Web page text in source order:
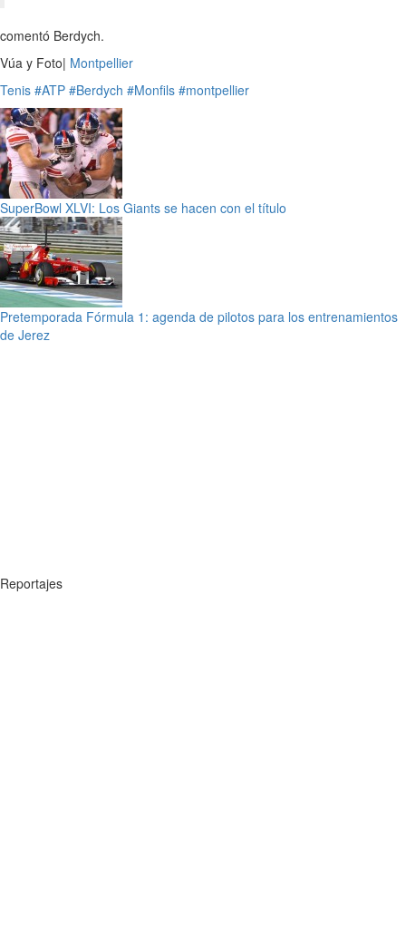
comentó Berdych.
Vúa y Foto| Montpellier
Tenis #ATP #Berdych #Monfils #montpellier
SuperBowl XLVI: Los Giants se hacen con el título
Pretemporada Fórmula 1: agenda de pilotos para los entrenamientos
de Jerez
Reportajes